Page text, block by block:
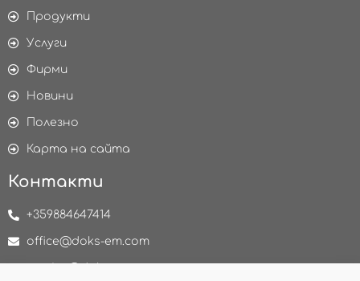
Продукти
Услуги
Фирми
Новини
Полезно
Карта на сайта
Контакти
+359884647414
office@doks-em.com